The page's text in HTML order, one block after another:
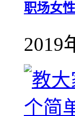
职场女
2019